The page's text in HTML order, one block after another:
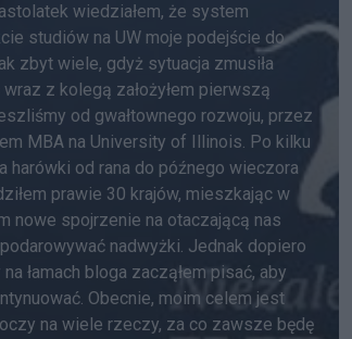
wiedziałem, że system
studiów na UW moje podejście do
zbyt wiele, gdyż sytuacja zmusiła
z kolegą założyłem pierwszą
od gwałtownego rozwoju, przez
MBA na University of Illinois. Po kilku
harówki od rana do późnego wieczora
prawie 30 krajów, mieszkając w
nowe spojrzenie na otaczającą nas
nadwyżki. Jednak dopiero
łamach bloga zacząłem pisać, aby
Obecnie, moim celem jest
na wiele rzeczy, za co zawsze będę